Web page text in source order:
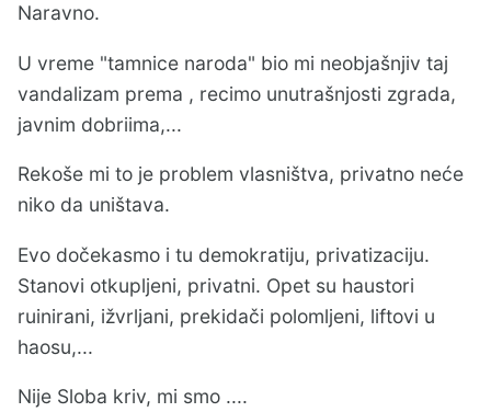
Naravno.
U vreme "tamnice naroda" bio mi neobjašnjiv taj
vandalizam prema , recimo unutrašnjosti zgrada,
javnim dobriima,...
Rekoše mi to je problem vlasništva, privatno neće
niko da uništava.
Evo dočekasmo i tu demokratiju, privatizaciju.
Stanovi otkupljeni, privatni. Opet su haustori
ruinirani, ižvrljani, prekidači polomljeni, liftovi u
haosu,...
Nije Sloba kriv, mi smo ....